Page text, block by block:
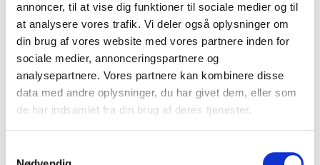
annoncer, til at vise dig funktioner til sociale medier og til
at analysere vores trafik. Vi deler også oplysninger om
din brug af vores website med vores partnere inden for
sociale medier, annonceringspartnere og
analysepartnere. Vores partnere kan kombinere disse
data med andre oplysninger, du har givet dem, eller som
de har indsamlet fra din brug af deres tjenester.
KATEGORIER
Analyser
Arrangementer
Inspiration
Trends